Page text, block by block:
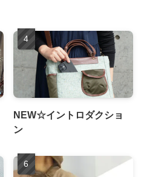
NEW☆イントロダクショ
ン